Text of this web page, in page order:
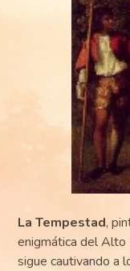
La Tempestad,
enigmática del Alto
sigue cautivando a